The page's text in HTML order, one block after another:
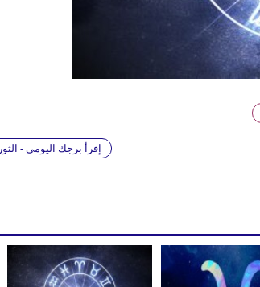
إقرأ برجك اليومي - الثور